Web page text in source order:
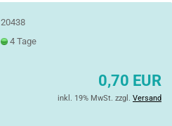
20438
4 Tage
0,70 EUR
inkl. 19% MwSt. zzgl. Versand